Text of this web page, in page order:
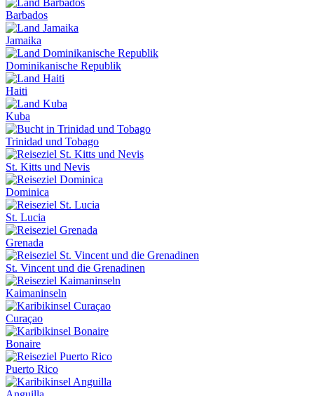
Barbados
Jamaika
Dominikanische Republik
Haiti
Kuba
Trinidad und Tobago
St. Kitts und Nevis
Dominica
St. Lucia
Grenada
St. Vincent und die Grenadinen
Kaimaninseln
Curaçao
Bonaire
Puerto Rico